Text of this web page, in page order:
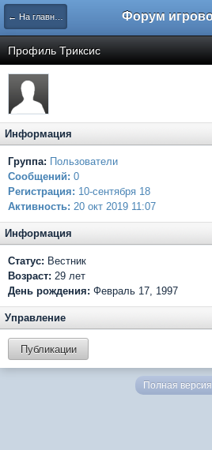
← На главную
Профиль Триксис
Информация
Группа: Пользователи
Сообщений: 0
Регистрация: 10-сентября 18
Активность: 20 окт 2019 11:07
Информация
Статус: Вестник
Возраст: 29 лет
День рождения: Февраль 17, 1997
Управление
Публикации
Полная версия